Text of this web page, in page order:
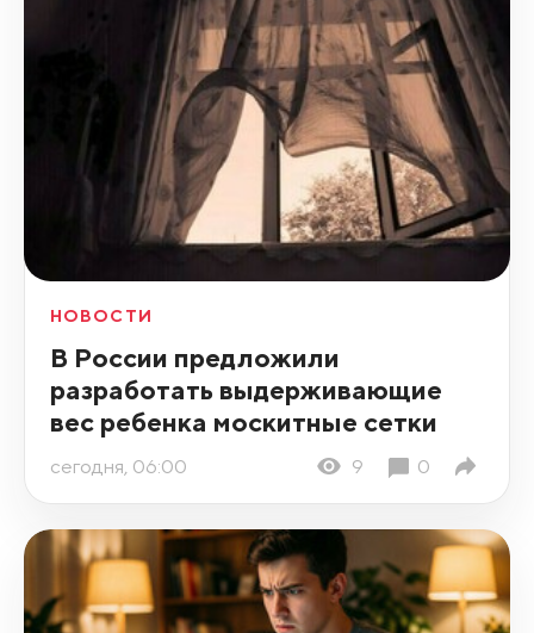
НОВОСТИ
В России предложили
разработать выдерживающие
вес ребенка москитные сетки
сегодня, 06:00 9 0